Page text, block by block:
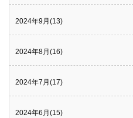
2024年9月(13)
2024年8月(16)
2024年7月(17)
2024年6月(15)